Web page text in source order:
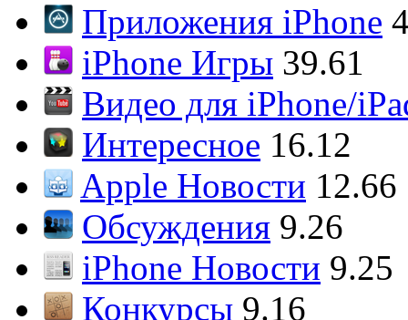
Приложения iPhone
iPhone Игры 39.61
Видео для iPhone/
Интересное 16.12
Apple Новости 12.66
Обсуждения 9.26
iPhone Новости 9.25
Конкурсы 9.16